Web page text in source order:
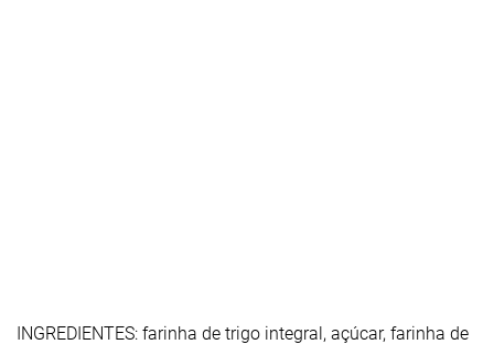
INGREDIENTES: farinha de trigo integral, açúcar, farinha de